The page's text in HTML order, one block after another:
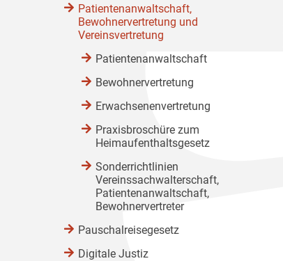
Patientenanwaltschaft,
Bewohnervertretung und
Vereinsvertretung
Patientenanwaltschaft
Bewohnervertretung
Erwachsenenvertretung
Praxisbroschüre zum
Heimaufenthaltsgesetz
Sonderrichtlinien
Vereinssachwalterschaft,
Patientenanwaltschaft,
Bewohnervertreter
Pauschalreisegesetz
Digitale Justiz